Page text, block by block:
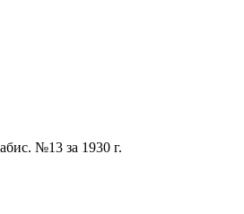
№13 за 1930 г.